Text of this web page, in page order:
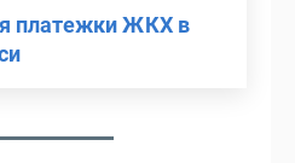
платежки ЖКХ в